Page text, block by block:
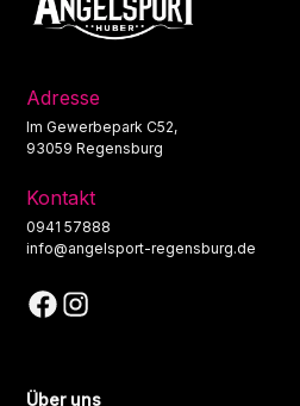
Adresse
Im Gewerbepark C52,
93059 Regensburg
Kontakt
0941 57888
info@angelsport-regensburg.de
Über uns